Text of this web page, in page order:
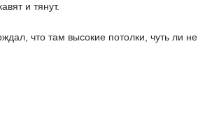
и тянут.
что там высокие потолки, чуть ли не